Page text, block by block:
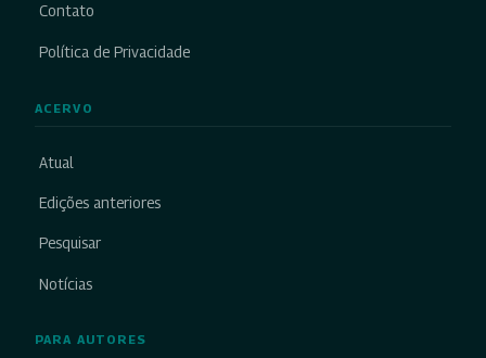
Contato
Política de Privacidade
ACERVO
Atual
Edições anteriores
Pesquisar
Notícias
PARA AUTORES